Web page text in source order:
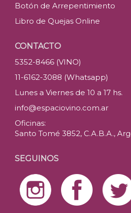
Botón de Arrepentimiento
Libro de Quejas Online
CONTACTO
5352-8466 (VINO)
11-6162-3088 (Whatsapp)
Lunes a Viernes de 10 a 17 hs.
info@espaciovino.com.ar
Oficinas:
Santo Tomé 3852, C.A.B.A.,
SEGUINOS